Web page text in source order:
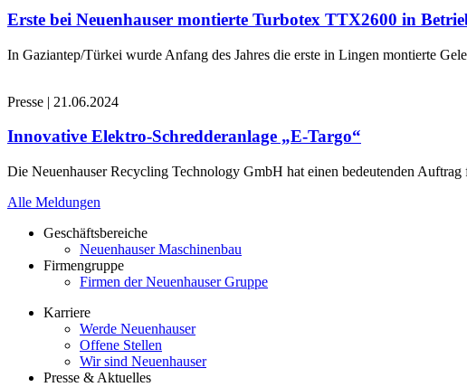
Erste bei Neuenhauser montierte Turbotex TTX2600 in
In Gaziantep/Türkei wurde Anfang des Jahres die erste in Lingen montierte
Presse | 21.06.2024
Innovative Elektro-Schredderanlage „E-Targo“
Die Neuenhauser Recycling Technology GmbH hat einen bedeutenden
Alle Meldungen
Geschäftsbereiche
Neuenhauser Maschinenbau
Firmengruppe
Firmen der Neuenhauser Gruppe
Karriere
Werde Neuenhauser
Offene Stellen
Wir sind Neuenhauser
Presse & Aktuelles